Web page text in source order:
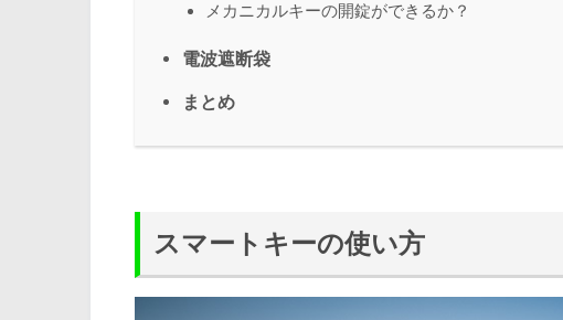
メカニカルキーの開錠ができるか？
電波遮断袋
まとめ
スマートキーの使い方